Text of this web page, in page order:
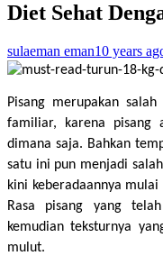
Diet Sehat
sulaeman eman10 years
Pisang merupakan
familiar, karena pisang
dimana saja. Bahkan
satu ini pun menjadi
kini keberadaannya
Rasa pisang yang
kemudian teksturnya
mulut.